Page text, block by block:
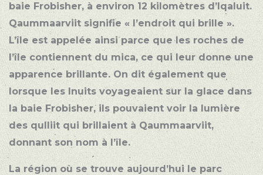
baie Frobisher, à environ 12 kilomètres d’Iqaluit.
Qaummaarviit signifie « l’endroit qui brille ».
L’île est appelée ainsi parce que les roches de
l’île contiennent du mica, ce qui leur donne une
apparence brillante. On dit également que
lorsque les Inuits voyageaient sur la glace dans
la baie Frobisher, ils pouvaient voir la lumière
des qulliit qui brillaient à Qaummaarviit,
donnant son nom à l’île.
La région où se trouve aujourd’hui le parc